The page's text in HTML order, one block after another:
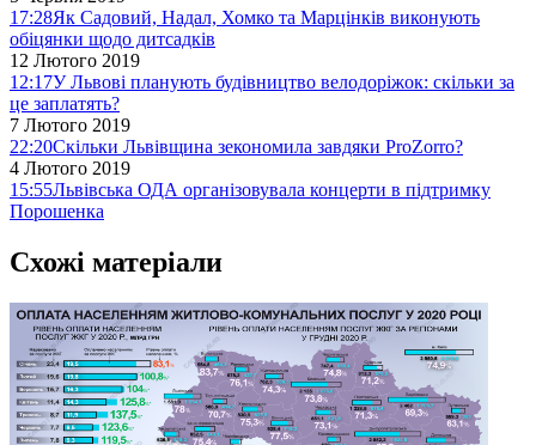
17:28Як Садовий, Надал, Хомко та Марцінків виконують
обіцянки щодо дитсадків
12 Лютого 2019
12:17У Львові планують будівництво велодоріжок: скільки за
це заплатять?
7 Лютого 2019
22:20Скільки Львівщина зекономила завдяки ProZorro?
4 Лютого 2019
15:55Львівська ОДА організовувала концерти в підтримку
Порошенка
Схожі матеріали